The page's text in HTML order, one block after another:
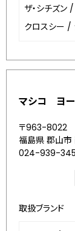
ザ・シチズン /
クロスシー /
マシコ ヨー
〒963-8022
福島県 郡山市
024-939-
取扱ブランド